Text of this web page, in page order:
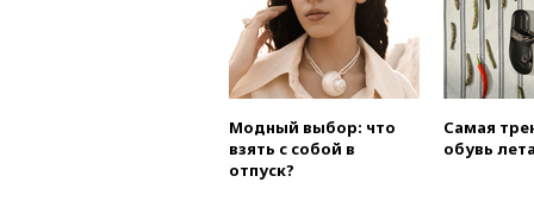
Модный выбор: что
взять с собой в
отпуск?
Самая
обувь